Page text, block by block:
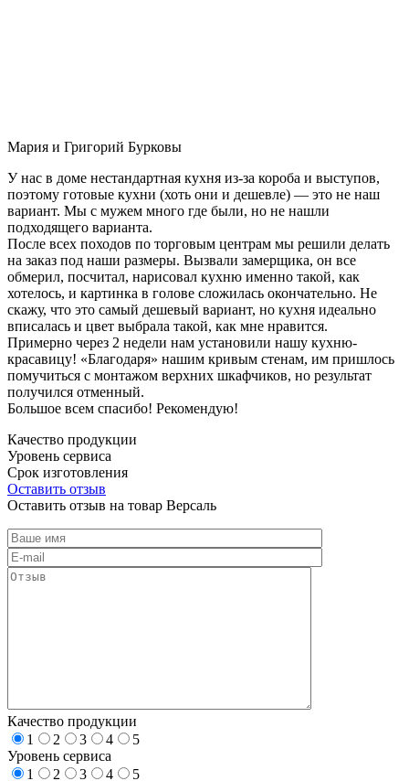
Мария и Григорий Бурковы
У нас в доме нестандартная кухня из-за короба и выступов,
поэтому готовые кухни (хоть они и дешевле) — это не наш
вариант. Мы с мужем много где были, но не нашли
подходящего варианта.
После всех походов по торговым центрам мы решили делать
на заказ под наши размеры. Вызвали замерщика, он все
обмерил, посчитал, нарисовал кухню именно такой, как
хотелось, и картинка в голове сложилась окончательно. Не
скажу, что это самый дешевый вариант, но кухня идеально
вписалась и цвет выбрала такой, как мне нравится.
Примерно через 2 недели нам установили нашу кухню-
красавицу! «Благодаря» нашим кривым стенам, им пришлось
помучиться с монтажом верхних шкафчиков, но результат
получился отменный.
Большое всем спасибо! Рекомендую!
Качество продукции
Уровень сервиса
Срок изготовления
Оставить отзыв
Оставить отзыв на товар Версаль
Качество продукции
1
2 3 4
5
Уровень сервиса
1
2 3 4 5